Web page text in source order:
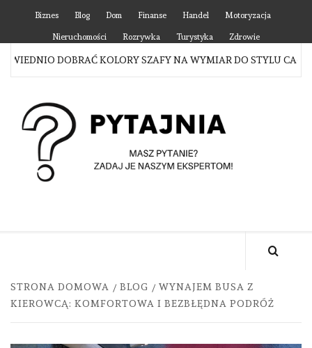
content
Biznes Blog Dom Finanse Handel Motoryzacja
Nieruchomości Rozrywka Turystyka Zdrowie
DOBRAĆ KOLORY SZAFY NA WYMIAR DO STYLU CAŁEGO
STRONA DOMOWA BLOG
WYNAJEM BUSA Z
KIEROWCĄ: KOMFORTOWA I BEZBŁĘDNA PODRÓŻ